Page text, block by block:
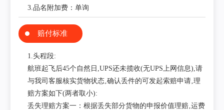
3.品名附加费：单询
赔付标准
1.头程段:
航班起飞后45个自然日,UPS还未揽收(无UPS上网信息),请
与我司客服核实货物状态‚确认丢件的可发起索赔申请‚理
赔方案如下(两者取小):
丢失理赔方案一：根据丢失部分货物的申报价值理赔‚运费